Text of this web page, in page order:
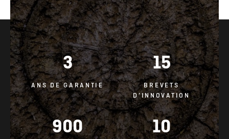
3
ANS DE GARANTIE
15
BREVETS
D’INNOVATION
900 10